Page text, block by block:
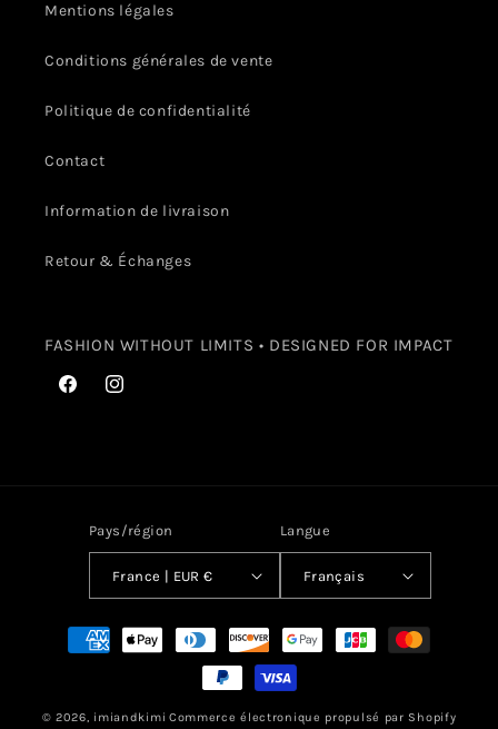
Mentions légales
Conditions générales de vente
Politique de confidentialité
Contact
Information de livraison
Retour & Échanges
FASHION WITHOUT LIMITS • DESIGNED FOR IMPACT
FacebookInstagram
Pays/région
France | EUR €
Langue
Français
Moyens
© 2026, imiandkimi Commerce électronique propulsé par Shopify